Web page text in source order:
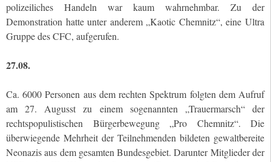
polizeiliches Handeln war kaum wahrnehmbar. Zu der
Demonstration hatte unter anderem „Kaotic Chemnitz“, eine Ultra
Gruppe des CFC, aufgerufen.
27.08.
Ca. 6000 Personen aus dem rechten Spektrum folgten dem Aufruf
am 27. Augusst zu einem sogenannten „Trauermarsch“ der
rechtspopulistischen Bürgerbewegung „Pro Chemnitz“. Die
überwiegende Mehrheit der Teilnehmenden bildeten gewaltbereite
Neonazis aus dem gesamten Bundesgebiet. Darunter Mitglieder der